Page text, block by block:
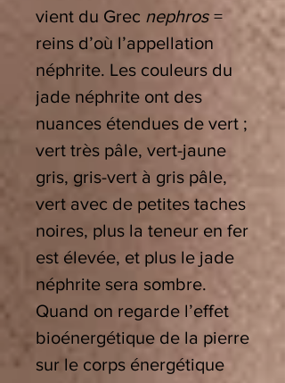
vient du Grec nephros =
reins d’où l’appellation
néphrite. Les couleurs du
jade néphrite ont des
nuances étendues de vert ;
vert très pâle, vert-jaune
gris, gris-vert à gris pâle,
vert avec de petites taches
noires, plus la teneur en fer
est élevée, et plus le jade
néphrite sera sombre.
Quand on regarde l’effet
bioénergétique de la pierre
sur le corps énergétique